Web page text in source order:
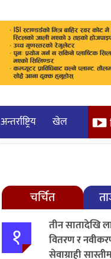
अन्तर्राष्ट्रिय खेल
चर्चित
१
तीन सातादेखि
वितरण र
सेवाग्राही